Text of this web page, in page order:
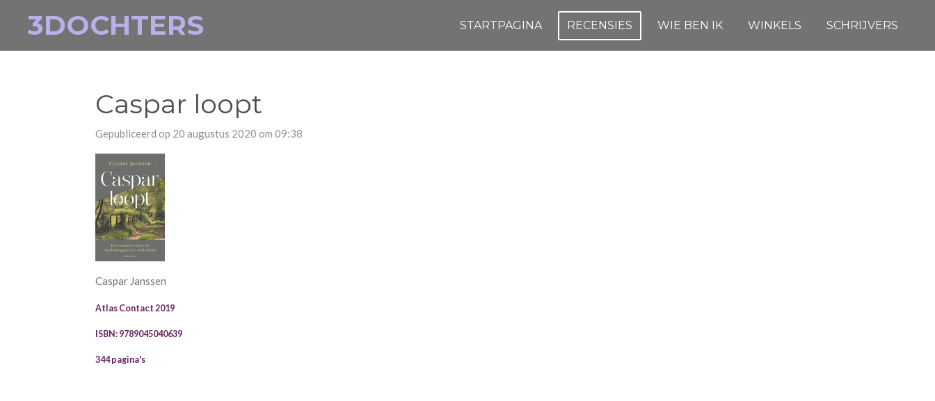
direct
naar
3DOCHTERS STARTPAGINA RECENSIES WIE BEN IK WINKELS SCHRIJVERS
Caspar loopt
Gepubliceerd op 20 augustus 2020 om 09:38
Caspar Janssen
Atlas Contact 2019
ISBN: 9789045040639
344 pagina's